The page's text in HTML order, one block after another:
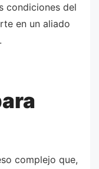
condiciones del
en un aliado
complejo que,